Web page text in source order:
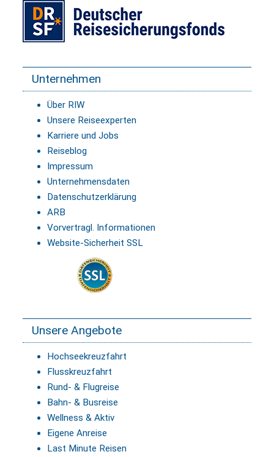
Unternehmen
Über RIW
Unsere Reiseexperten
Karriere und Jobs
Reiseblog
Impressum
Unternehmensdaten
Datenschutzerklärung
ARB
Vorvertragl. Informationen
Website-Sicherheit SSL
Unsere Angebote
Hochseekreuzfahrt
Flusskreuzfahrt
Rund- & Flugreise
Bahn- & Busreise
Wellness & Aktiv
Eigene Anreise
Last Minute Reisen